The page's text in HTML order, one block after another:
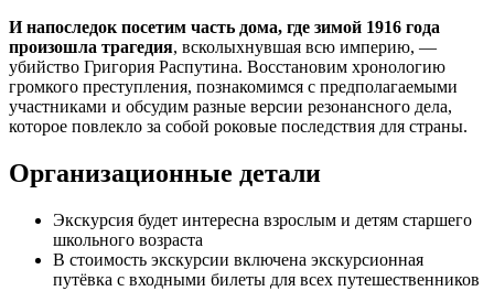
И напоследок посетим часть дома, где зимой 1916 года
произошла трагедия, всколыхнувшая всю империю, —
убийство Григория Распутина. Восстановим хронологию
громкого преступления, познакомимся с предполагаемыми
участниками и обсудим разные версии резонансного дела,
которое повлекло за собой роковые последствия для страны.
Организационные детали
Экскурсия будет интересна взрослым и детям старшего
школьного возраста
В стоимость экскурсии включена экскурсионная
путёвка с входными билеты для всех путешественников